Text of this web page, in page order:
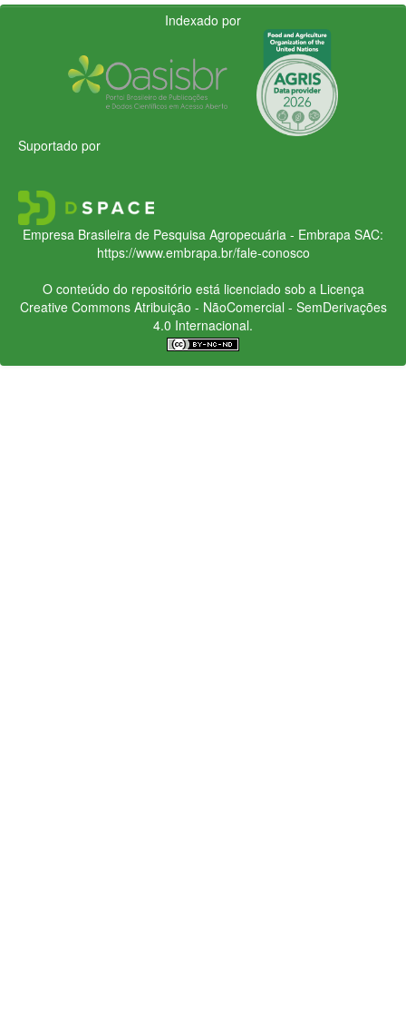
Indexado por
Suportado por
Empresa Brasileira de Pesquisa Agropecuária - Embrapa SAC:
https://www.embrapa.br/fale-conosco
O conteúdo do repositório está licenciado sob a Licença
Creative CommonsAtribuição - NãoComercial - SemDerivações
4.0 Internacional.